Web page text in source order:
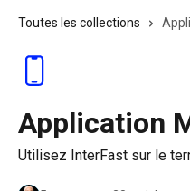
Toutes les collections
Application
Utilisez InterFast sur le